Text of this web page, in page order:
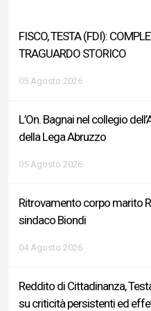
FISCO, TESTA (FDI):
TRAGUARDO STORICO
05 Agosto 2026
L’On. Bagnai nel collegio
della Lega Abruzzo
05 Agosto 2026
Ritrovamento corpo marito
sindaco Biondi
04 Agosto 2026
Reddito di Cittadinanza,
su criticità persistenti ed